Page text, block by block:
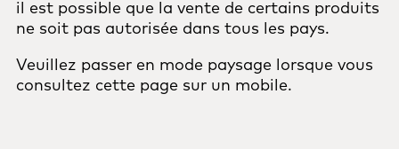
il est possible que la vente de certains produits
ne soit pas autorisée dans tous les pays.
Veuillez passer en mode paysage lorsque vous
consultez cette page sur un mobile.